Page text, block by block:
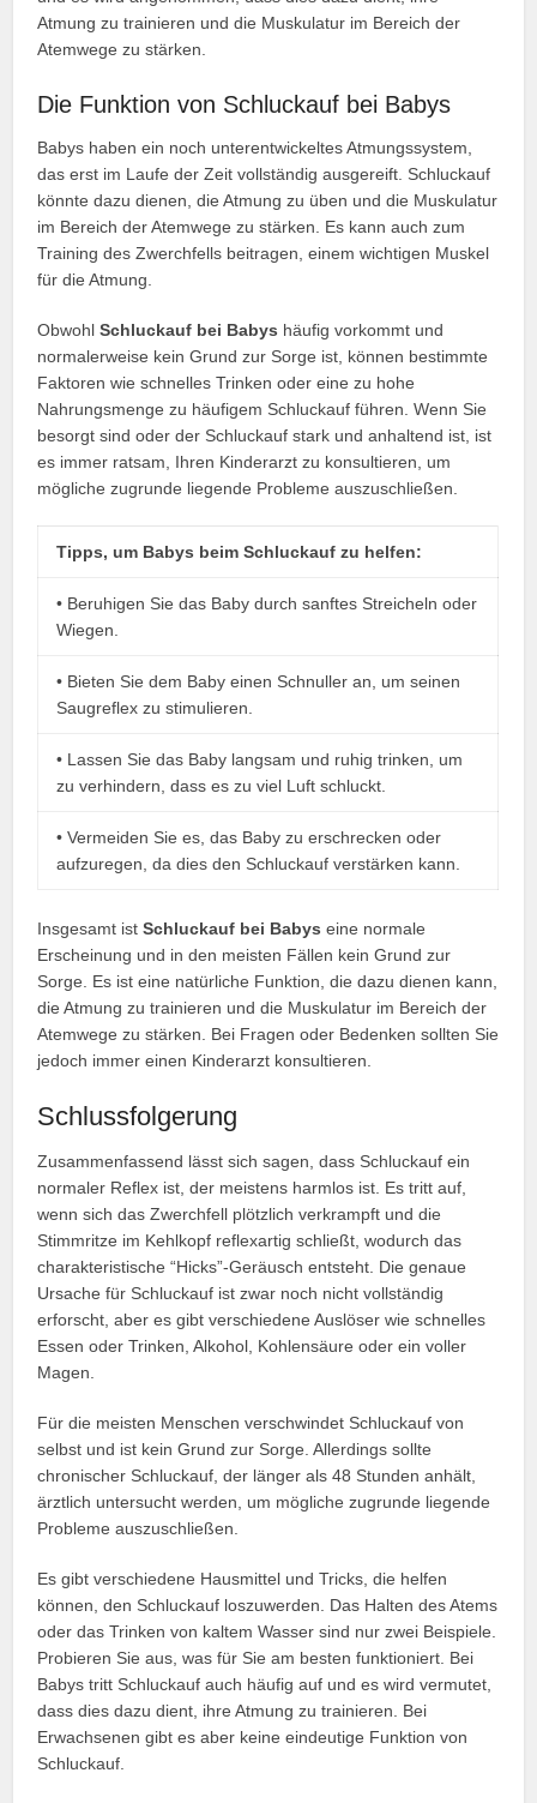
Atmung zu trainieren und die Muskulatur im Bereich der
Atemwege zu stärken.
Die Funktion von Schluckauf bei Babys
Babys haben ein noch unterentwickeltes Atmungssystem,
das erst im Laufe der Zeit vollständig ausgereift. Schluckauf
könnte dazu dienen, die Atmung zu üben und die Muskulatur
im Bereich der Atemwege zu stärken. Es kann auch zum
Training des Zwerchfells beitragen, einem wichtigen Muskel
für die Atmung.
ObwohlSchluckauf bei Babys häufig vorkommt und
normalerweise kein Grund zur Sorge ist, können bestimmte
Faktoren wie schnelles Trinken oder eine zu hohe
Nahrungsmenge zu häufigem Schluckauf führen. Wenn Sie
besorgt sind oder der Schluckauf stark und anhaltend ist, ist
es immer ratsam, Ihren Kinderarzt zu konsultieren, um
mögliche zugrunde liegende Probleme auszuschließen.
Tipps, um Babys beim Schluckauf zu helfen:
• Beruhigen Sie das Baby durch sanftes Streicheln oder
Wiegen.
• Bieten Sie dem Baby einen Schnuller an, um seinen
Saugreflex zu stimulieren.
• Lassen Sie das Baby langsam und ruhig trinken, um
zu verhindern, dass es zu viel Luft schluckt.
• Vermeiden Sie es, das Baby zu erschrecken oder
aufzuregen, da dies den Schluckauf verstärken kann.
Insgesamt istSchluckauf bei Babys eine normale
Erscheinung und in den meisten Fällen kein Grund zur
Sorge. Es ist eine natürliche Funktion, die dazu dienen kann,
die Atmung zu trainieren und die Muskulatur im Bereich der
Atemwege zu stärken. Bei Fragen oder Bedenken sollten Sie
jedoch immer einen Kinderarzt konsultieren.
Schlussfolgerung
Zusammenfassend lässt sich sagen, dass Schluckauf ein
normaler Reflex ist, der meistens harmlos ist. Es tritt auf,
wenn sich das Zwerchfell plötzlich verkrampft und die
Stimmritze im Kehlkopf reflexartig schließt, wodurch das
charakteristische “Hicks”-Geräusch entsteht. Die genaue
Ursache für Schluckauf ist zwar noch nicht vollständig
erforscht, aber es gibt verschiedene Auslöser wie schnelles
Essen oder Trinken, Alkohol, Kohlensäure oder ein voller
Magen.
Für die meisten Menschen verschwindet Schluckauf von
selbst und ist kein Grund zur Sorge. Allerdings sollte
chronischer Schluckauf, der länger als 48 Stunden anhält,
ärztlich untersucht werden, um mögliche zugrunde liegende
Probleme auszuschließen.
Es gibt verschiedene Hausmittel und Tricks, die helfen
können, den Schluckauf loszuwerden. Das Halten des Atems
oder das Trinken von kaltem Wasser sind nur zwei Beispiele.
Probieren Sie aus, was für Sie am besten funktioniert. Bei
Babys tritt Schluckauf auch häufig auf und es wird vermutet,
dass dies dazu dient, ihre Atmung zu trainieren. Bei
Erwachsenen gibt es aber keine eindeutige Funktion von
Schluckauf.